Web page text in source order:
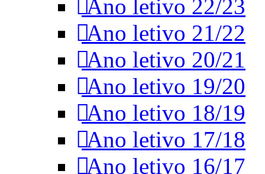
Ano letivo 22/23
Ano letivo 21/22
Ano letivo 20/21
Ano letivo 19/20
Ano letivo 18/19
Ano letivo 17/18
Ano letivo 16/17